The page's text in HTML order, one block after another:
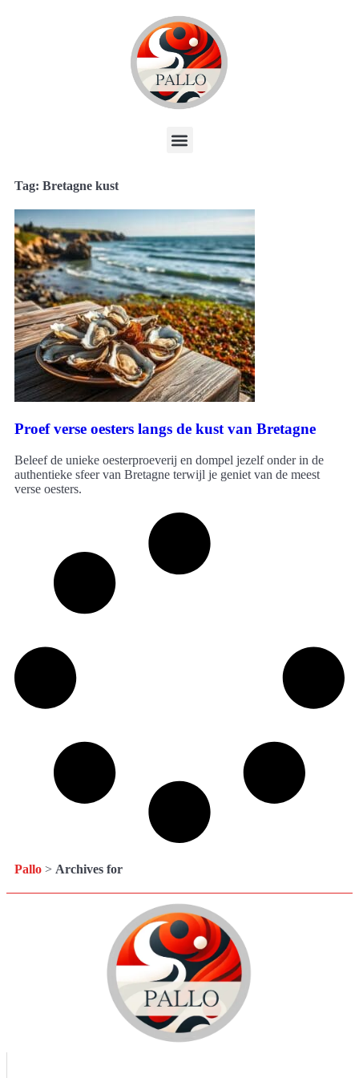
Tag: Bretagne kust
Proef verse oesters langs de kust van Bretagne
Beleef de unieke oesterproeverij en dompel jezelf onder in de
authentieke sfeer van Bretagne terwijl je geniet van de meest
verse oesters.
Pallo > Archives for